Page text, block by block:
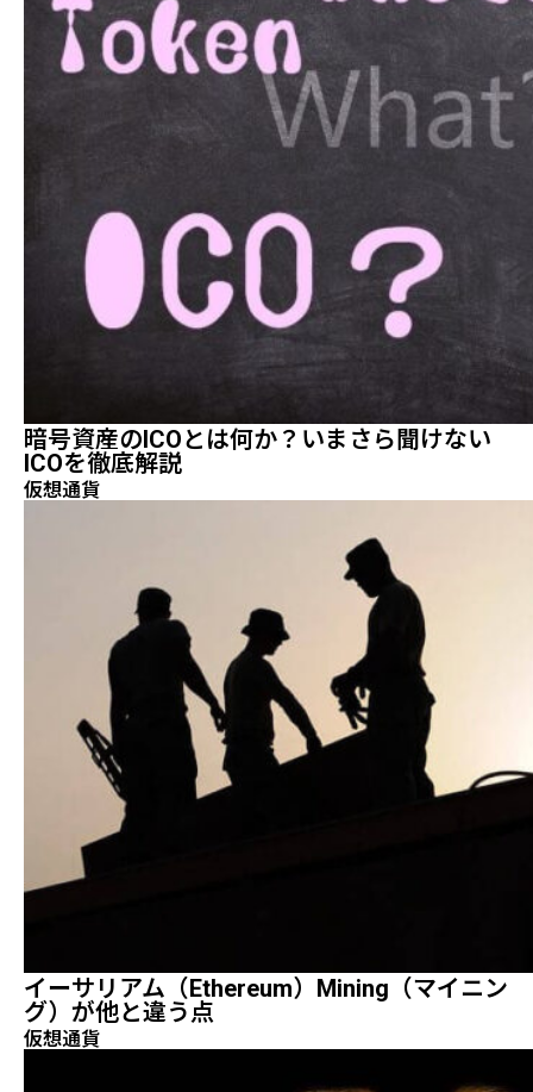
暗号資産のICOとは何か？いまさら聞けない
ICOを徹底解説
仮想通貨
イーサリアム（Ethereum）mining（マイニン
グ）が他と違う点
仮想通貨